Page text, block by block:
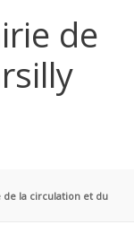
de
la circulation et du